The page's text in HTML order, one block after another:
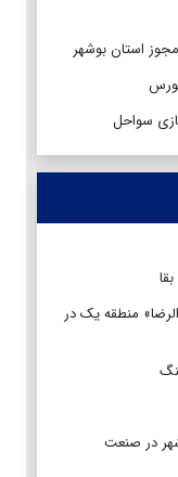
استان بوشهر
سواحل
منطقه یک در
در صنعت